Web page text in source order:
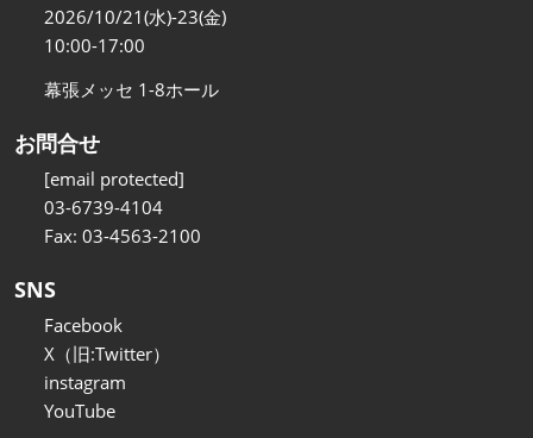
2026/10/21(水)-23(金)
10:00-17:00
幕張メッセ 1-8ホール
お問合せ
[email protected]
03-6739-4104
Fax: 03-4563-2100
SNS
Facebook
X（旧:Twitter）
instagram
YouTube